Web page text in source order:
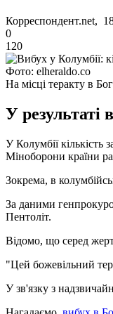
Корреспондент.net,
0
120
Фото: elheraldo.co
На місці теракту в
У результаті
У Колумбії
Міноборони країни
Зокрема, в
За даними
Пентоліт.
Відомо, що серед
"Цей божевільний
У зв'язку з